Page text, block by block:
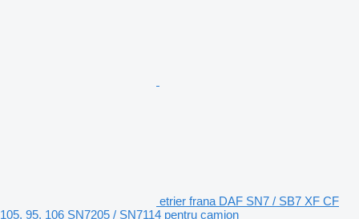
etrier frana DAF SN7 / SB7 XF CF
105, 95, 106 SN7205 / SN7114 pentru camion